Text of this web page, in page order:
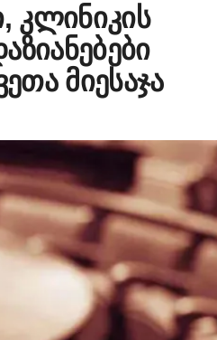
კლინიკის
მიესაჯა